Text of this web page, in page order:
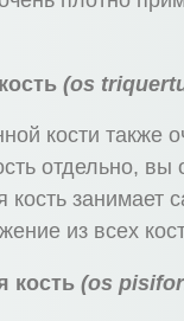
(os
кости также
отдельно, вы
кость занимает
из всех
кость (os